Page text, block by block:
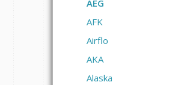
AEG
AFK
Airflo
AKA
Alaska